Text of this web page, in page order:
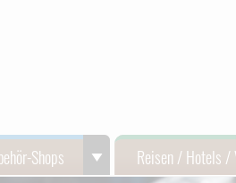
Shops Reisen / Hotels /